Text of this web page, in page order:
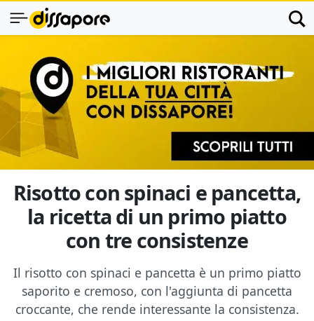
Risotto con spinaci e pancetta,
la ricetta di un primo piatto
con tre consistenze
Il risotto con spinaci e pancetta è un primo piatto
saporito e cremoso, con l'aggiunta di pancetta
croccante, che rende interessante la consistenza.